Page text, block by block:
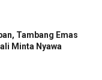
Tambang Emas
Minta Nyawa